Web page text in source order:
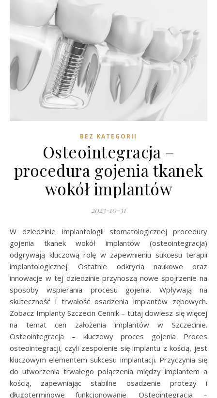
BEZ KATEGORII
Osteointegracja –
procedura gojenia tkanek
wokół implantów
2023-10-31
W dziedzinie implantologii stomatologicznej procedury
gojenia tkanek wokół implantów (osteointegracja)
odgrywają kluczową rolę w zapewnieniu sukcesu terapii
implantologicznej. Ostatnie odkrycia naukowe oraz
innowacje w tej dziedzinie przynoszą nowe spojrzenie na
sposoby wspierania procesu gojenia. Wpływają na
skuteczność i trwałość osadzenia implantów zębowych.
Zobacz Implanty Szczecin Cennik – tutaj dowiesz się więcej
na temat cen założenia implantów w Szczecinie.
Osteointegracja – kluczowy proces gojenia Proces
osteointegracji, czyli zespolenie się implantu z kością, jest
kluczowym elementem sukcesu implantacji. Przyczynia się
do utworzenia trwałego połączenia między implantem a
kością, zapewniając stabilne osadzenie protezy i
długoterminowe funkcjonowanie. Osteointegracja –